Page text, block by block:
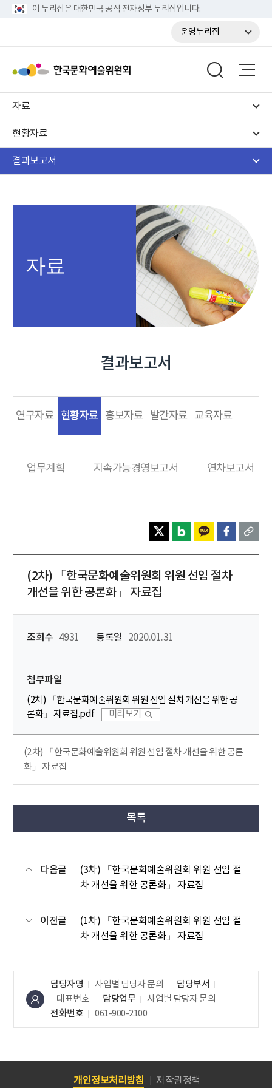
이 누리집은 대한민국 공식 전자정부 누리집입니다.
운영누리집
자료
현황자료
결과보고서
자료
결과보고서
연구자료 현황자료 홍보자료 발간자료 교육자료
업무계획 지속가능경영보고서 연차보고서
(2차) 「한국문화예술위원회 위원 선임 절차
개선을 위한 공론화」 자료집
조회수 4931 등록일 2020.01.31
첨부파일
(2차) 「한국문화예술위원회 위원 선임 절차 개선을 위한 공
론화」 자료집.pdf
미리보기
(2차) 「한국문화예술위원회 위원 선임 절차 개선을 위한 공론
화」 자료집
목록
다음글
(3차) 「한국문화예술위원회 위원 선임 절
차 개선을 위한 공론화」 자료집
이전글
(1차) 「한국문화예술위원회 위원 선임 절
차 개선을 위한 공론화」 자료집
담당자명 사업별 담당자 문의
담당부서
대표번호
담당업무
사업별 담당자 문의
전화번호
061-900-2100
개인정보처리방침 저작권정책